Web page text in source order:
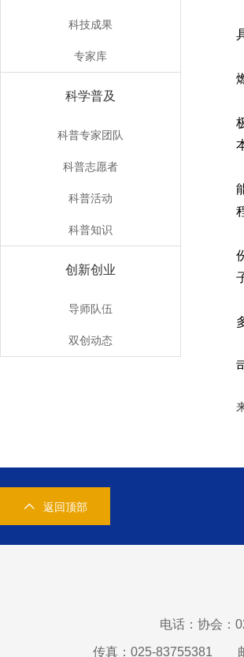
科技成果
专家库
科学普及
科普专家团队
科普志愿者
科普活动
科普知识
创新创业
导师队伍
双创动态
返回顶部
电话：协会：
传真：025-83755381